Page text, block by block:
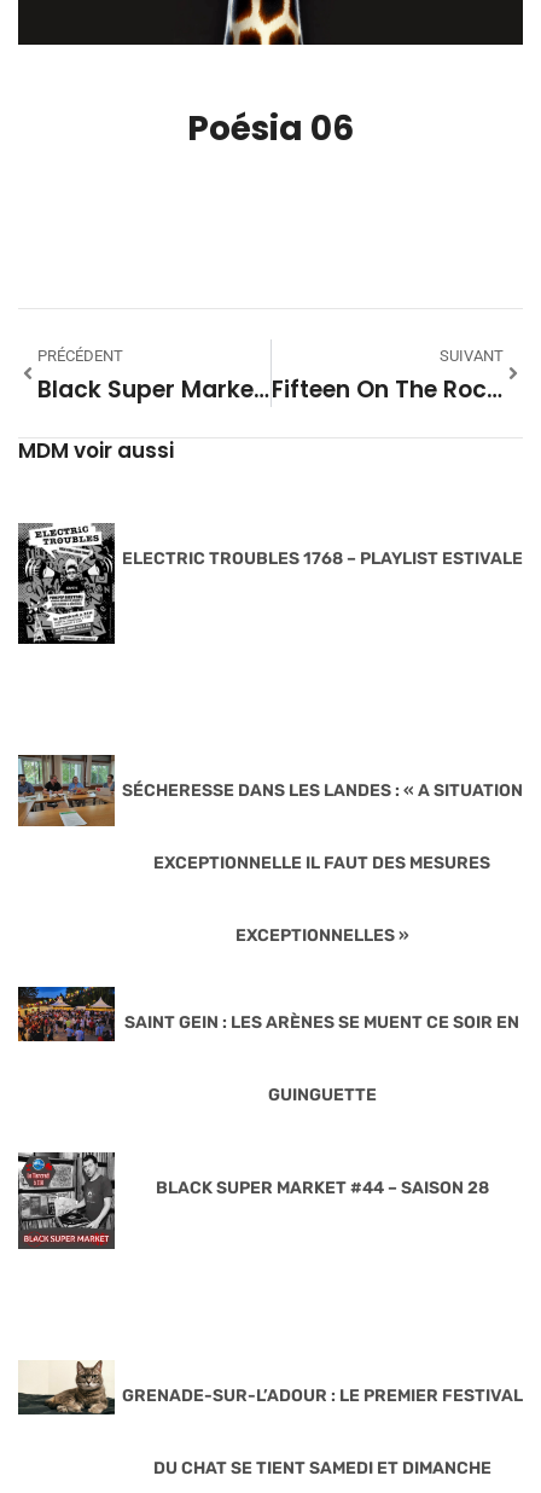
Poésia 06
PRÉCÉDENT
Black Super Market Saison 27 52
SUIVANT
Fifteen On The Rock #01 (Saison 06) – Blackfoot
MDM voir aussi
ELECTRIC TROUBLES 1768 – PLAYLIST ESTIVALE
SÉCHERESSE DANS LES LANDES : « A SITUATION
EXCEPTIONNELLE IL FAUT DES MESURES
EXCEPTIONNELLES »
SAINT GEIN : LES ARÈNES SE MUENT CE SOIR EN
GUINGUETTE
BLACK SUPER MARKET #44 – SAISON 28
GRENADE-SUR-L’ADOUR : LE PREMIER FESTIVAL
DU CHAT SE TIENT SAMEDI ET DIMANCHE